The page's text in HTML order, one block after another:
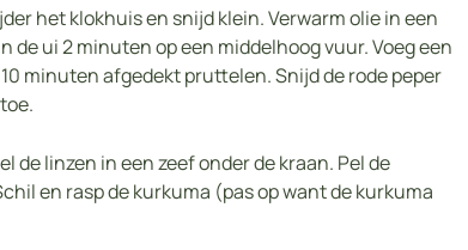
het klokhuis en snijd klein. Verwarm olie in een
de ui 2 minuten op een middelhoog vuur. Voeg een
minuten afgedekt pruttelen. Snijd de rode peper
de linzen in een zeef onder de kraan. Pel de
en rasp de kurkuma (pas op want de kurkuma